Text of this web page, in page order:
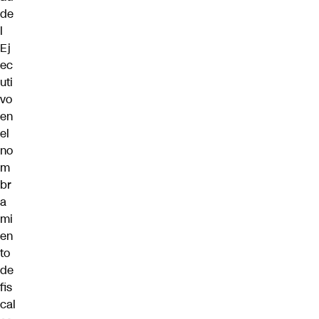
de
l
Ej
ec
uti
vo
en
el
no
m
br
a
mi
en
to
de
fis
cal